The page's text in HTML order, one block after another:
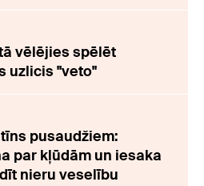
vēlējies spēlēt
uzlicis "veto"
pusaudžiem:
par kļūdām un iesaka
nieru veselību